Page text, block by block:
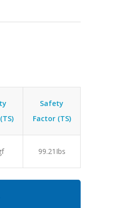
Safety
Factor (TS)
99.21Ibs